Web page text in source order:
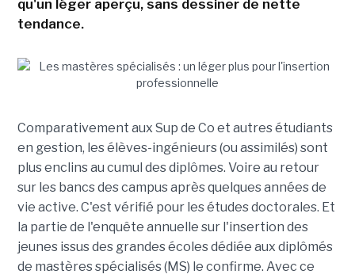
qu'un léger aperçu, sans dessiner de nette
tendance.
Comparativement aux Sup de Co et autres étudiants
en gestion, les élèves-ingénieurs (ou assimilés) sont
plus enclins au cumul des diplômes. Voire au retour
sur les bancs des campus après quelques années de
vie active. C'est vérifié pour les études doctorales. Et
la partie de l'enquête annuelle sur l'insertion des
jeunes issus des grandes écoles dédiée aux diplômés
de mastères spécialisés (MS) le confirme. Avec ce